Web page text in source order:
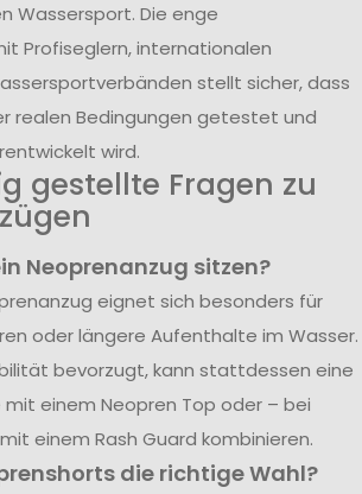
Wassersport. Die enge
Profiseglern, internationalen
stellt sicher, dass
realen Bedingungen getestet und
wird.
gestellte Fragen zu
Neoprenanzug sitzen?
eignet sich besonders für
oder längere Aufenthalte im Wasser.
bevorzugt, kann stattdessen eine
einem Neopren Top oder – bei
einem Rash Guard kombinieren.
die richtige Wahl?